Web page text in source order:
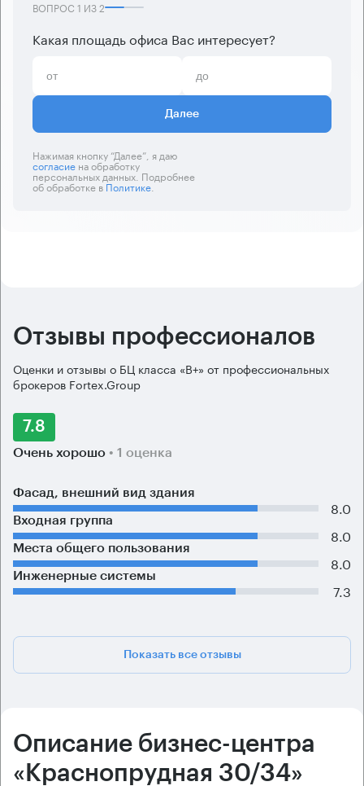
ВОПРОС 1 ИЗ2
Какая площадь офиса Вас интересует?
Далее
Нажимая кнопку “Далее”, я даю
согласиена обработку
персональных данных. Подробнее
об обработке вПолитике.
Отзывы профессионалов
Оценки и отзывы о БЦ класса «B+» от профессиональных
брокеров Fortex.Group
7.8
Очень хорошо • 1 оценка
Фасад, внешний вид здания
8.0
Входная группа
8.0
Места общего пользования
8.0
Инженерные системы
7.3
Показать все отзывы
Описание бизнес-центра
«Краснопрудная 30/34»